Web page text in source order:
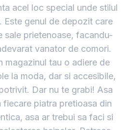
acel loc special unde stilul
Este genul de depozit care
sale prietenoase, facandu-
vanator de comori.
magazinul tau o adiere de
la moda, dar si accesibile,
Dar nu te grabi! Asa
fiecare piatra pretioasa din
asa ar trebui sa faci si